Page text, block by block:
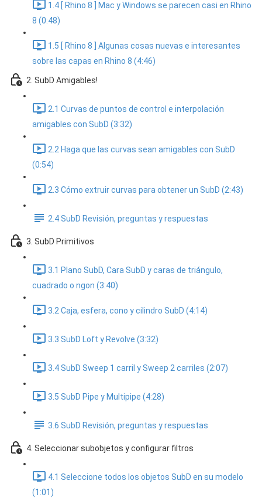
1.4 [ Rhino 8 ] Mac y Windows se parecen casi en Rhino
8 (0:48)
1.5 [ Rhino 8 ] Algunas cosas nuevas e interesantes
sobre las capas en Rhino 8 (4:46)
2. SubD Amigables!
2.1 Curvas de puntos de control e interpolación
amigables con SubD (3:32)
2.2 Haga que las curvas sean amigables con SubD
(0:54)
2.3 Cómo extruir curvas para obtener un SubD (2:43)
2.4 SubD Revisión, preguntas y respuestas
3. SubD Primitivos
3.1 Plano SubD, Cara SubD y caras de triángulo,
cuadrado o ngon (3:40)
3.2 Caja, esfera, cono y cilindro SubD (4:14)
3.3 SubD Loft y Revolve (3:32)
3.4 SubD Sweep 1 carril y Sweep 2 carriles (2:07)
3.5 SubD Pipe y Multipipe (4:28)
3.6 SubD Revisión, preguntas y respuestas
4. Seleccionar subobjetos y configurar filtros
4.1 Seleccione todos los objetos SubD en su modelo
(1:01)